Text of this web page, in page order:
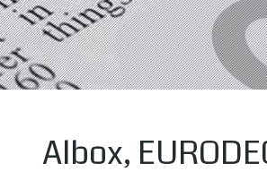
You are here:
Albox,